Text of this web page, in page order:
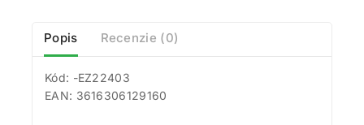
Popis Recenzie (0)
Kód: -EZ22403
EAN: 3616306129160